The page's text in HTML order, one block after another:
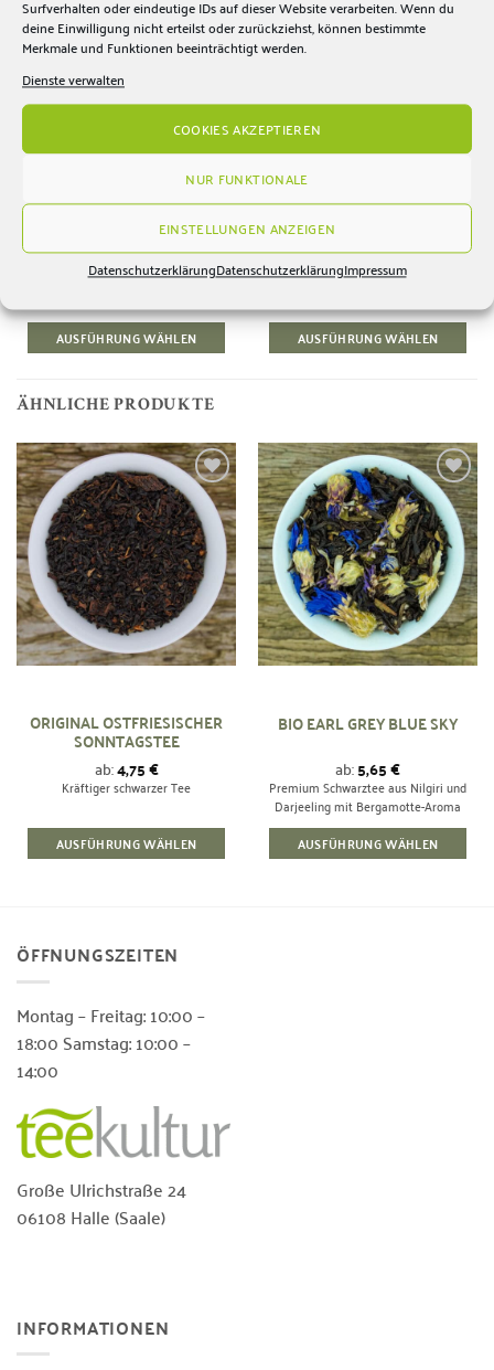
Surfverhalten oder eindeutige IDs auf dieser Website verarbeiten. Wenn du
deine Einwilligung nicht erteilst oder zurückziehst, können bestimmte
Merkmale und Funktionen beeinträchtigt werden.
Dienste verwalten
COOKIES AKZEPTIEREN
NUR FUNKTIONALE
EINSTELLUNGEN ANZEIGEN
DatenschutzerklärungDatenschutzerklärungImpressum
Zur
Wunschliste
hinzufügen
OOLONG TEE RAINFOREST
TAM DUONG
ab:6,70€
AUSFÜHRUNG WÄHLEN
weist
Varianten
auf.
Die
Optionen
können
auf
der
Produktseite
gewählt
werden
Zur
Wunschliste
BIO GRÜNER TEE VIETNAM
CHE SHAN TUYET
ab:2,30€
AUSFÜHRUNG WÄHLEN
Varianten
auf.
Die
Optionen
können
auf
der
Produktseite
gewählt
werden
ÄHNLICHE PRODUKTE
Zur
Wunschliste
hinzufügen
ORIGINAL OSTFRIESISCHER
SONNTAGSTEE
ab:4,75€
Kräftiger schwarzer Tee
AUSFÜHRUNG WÄHLEN
Varianten
Die
Optionen
können
Produktseite
gewählt
Zur
Wunschliste
hinzufügen
BIO EARL GREY BLUE SKY
ab:5,65€
Premium Schwarztee aus Nilgiri und
Darjeeling mit Bergamotte-Aroma
AUSFÜHRUNG WÄHLEN
ÖFFNUNGSZEITEN
Montag – Freitag: 10:00 –
18:00 Samstag: 10:00 –
14:00
Große Ulrichstraße 24
06108 Halle (Saale)
INFORMATIONEN